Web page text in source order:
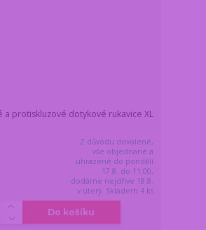
a protiskluzové dotykové rukavice XL
Z důvodu dovolené,
vše objednané a
uhrazené do pondělí
17.8. do 11:00,
dodáme nejdříve 18.8.
v úterý. Skladem 4 ks
Do košíku